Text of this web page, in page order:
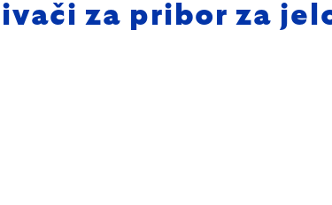
za pribor za